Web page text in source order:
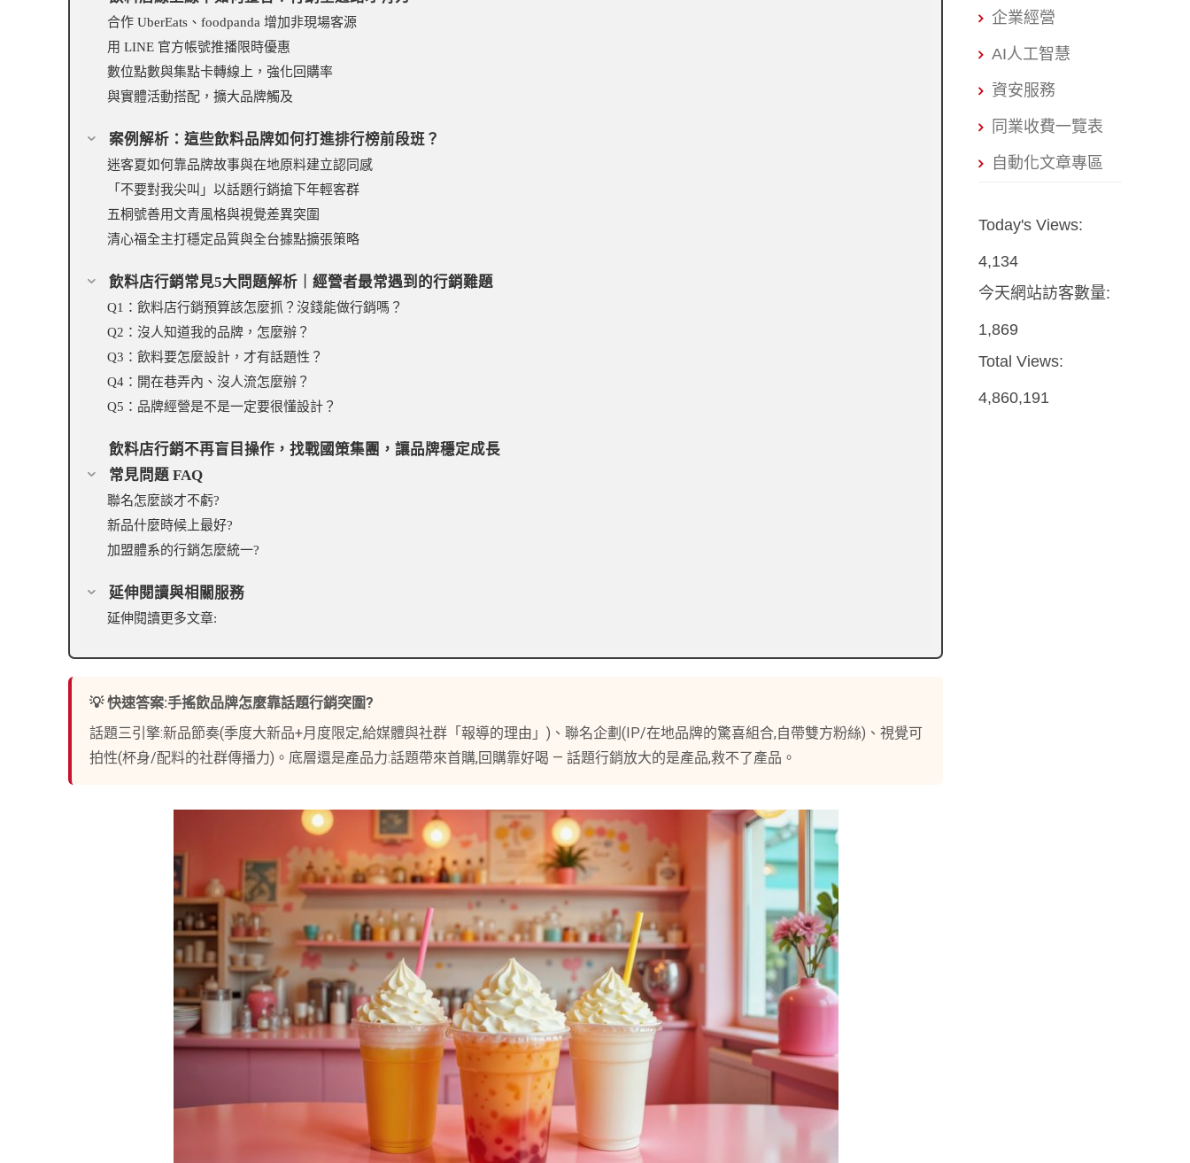
合作 UberEats、foodpanda 增加非現場客源
用 LINE 官方帳號推播限時優惠
數位點數與集點卡轉線上，強化回購率
與實體活動搭配，擴大品牌觸及
案例解析：這些飲料品牌如何打進排行榜前段班？
迷客夏如何靠品牌故事與在地原料建立認同感
「不要對我尖叫」以話題行銷搶下年輕客群
五桐號善用文青風格與視覺差異突圍
清心福全主打穩定品質與全台據點擴張策略
飲料店行銷常見5大問題解析｜經營者最常遇到的行銷難題
Q1：飲料店行銷預算該怎麼抓？沒錢能做行銷嗎？
Q2：沒人知道我的品牌，怎麼辦？
Q3：飲料要怎麼設計，才有話題性？
Q4：開在巷弄內、沒人流怎麼辦？
Q5：品牌經營是不是一定要很懂設計？
飲料店行銷不再盲目操作，找戰國策集團，讓品牌穩定成長
常見問題 FAQ
聯名怎麼談才不虧?
新品什麼時候上最好?
加盟體系的行銷怎麼統一?
延伸閱讀與相關服務
延伸閱讀更多文章:
💡 快速答案:手搖飲品牌怎麼靠話題行銷突圍?
話題三引擎:新品節奏(季度大新品+月度限定,給媒體與社群「報導的理由」)、聯名企劃(IP/在地品牌的驚喜組合,自帶雙方粉絲)、視覺可
拍性(杯身/配料的社群傳播力)。底層還是產品力:話題帶來首購,回購靠好喝 — 話題行銷放大的是產品,救不了產品。
企業經營
AI人工智慧
資安服務
同業收費一覽表
自動化文章專區
Today's Views:
4,134
今天網站訪客數量:
1,869
Total Views:
4,860,191